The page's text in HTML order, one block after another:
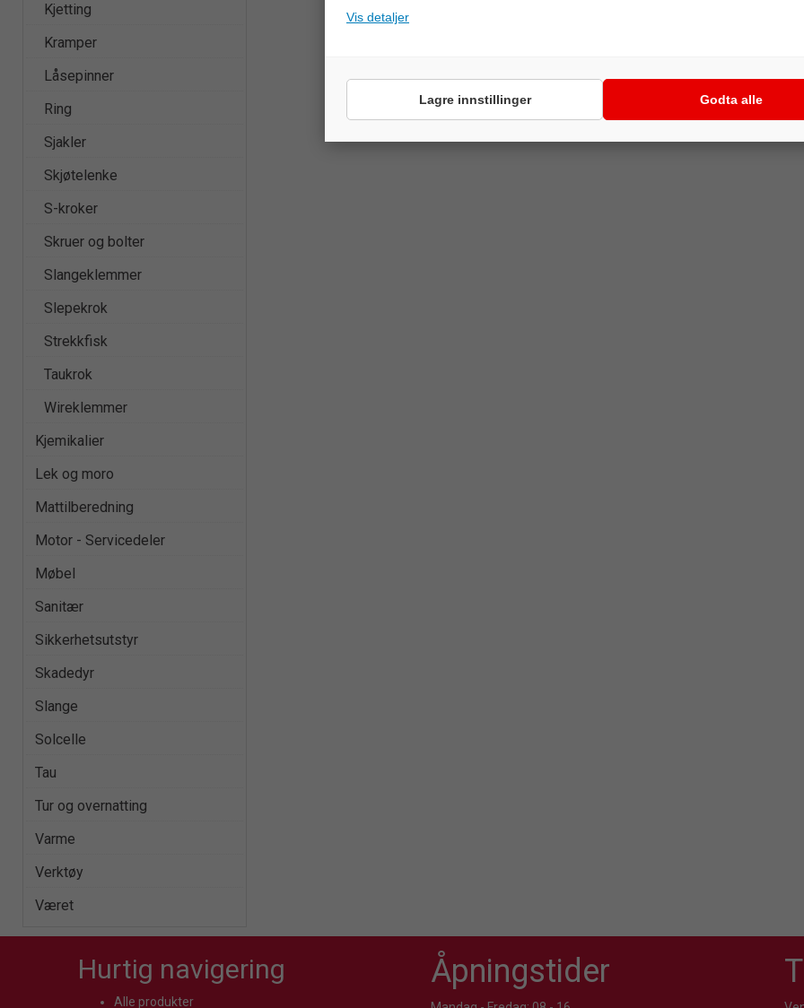
Kjetting
Kramper
Låsepinner
Ring
Sjakler
Skjøtelenke
S-kroker
Skruer og bolter
Slangeklemmer
Slepekrok
Strekkfisk
Taukrok
Wireklemmer
Kjemikalier
Lek og moro
Mattilberedning
Motor - Servicedeler
Møbel
Sanitær
Sikkerhetsutstyr
Skadedyr
Slange
Solcelle
Tau
Tur og overnatting
Varme
Verktøy
Været
Hurtig navigering
Alle produkter
Åpningstider
Vis detaljer
Lagre innstillinger Godta alle